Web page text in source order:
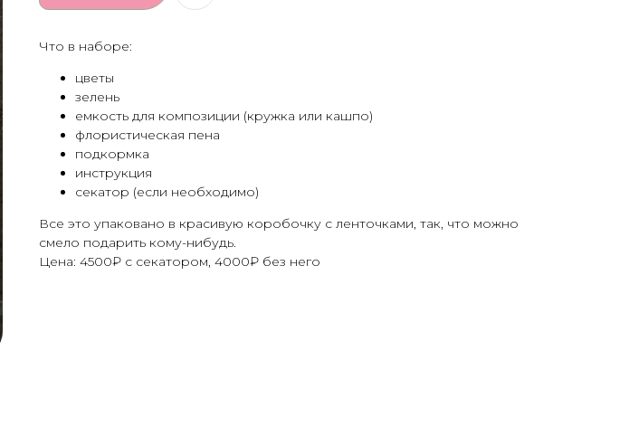
Что в наборе:
цветы
зелень
емкость для композиции (кружка или кашпо)
флористическая пена
подкормка
инструкция
секатор (если необходимо)
Все это упаковано в красивую коробочку с ленточками, так, что можно
смело подарить кому-нибудь.
Цена: 4500₽ с секатором, 4000₽ без него